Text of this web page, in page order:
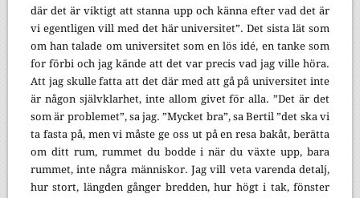
där det är viktigt att stanna upp och känna efter vad det är
vi egentligen vill med det här universitet”. Det sista lät som
om han talade om universitet som en lös idé, en tanke som
for förbi och jag kände att det var precis vad jag ville höra.
Att jag skulle fatta att det där med att gå på universitet inte
är någon självklarhet, inte allom givet för alla. ”Det är det
som är problemet”, sa jag. ”Mycket bra”, sa Bertil ”det ska vi
ta fasta på, men vi måste ge oss ut på en resa bakåt, berätta
om ditt rum, rummet du bodde i när du växte upp, bara
rummet, inte några människor. Jag vill veta varenda detalj,
hur stort, längden gånger bredden, hur högt i tak, fönster